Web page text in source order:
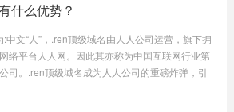
什么优势？
中文“人”，.ren顶级域名由人人公司运营，旗下拥
络平台人人网。因此其亦称为中国互联网行业第
司。.ren顶级域名成为人人公司的重磅炸弹，引